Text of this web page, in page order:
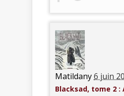
Matildany6 juin
Blacksad, tome 2